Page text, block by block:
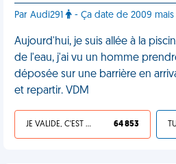
Par Audi291 - Ça date de 2009
Aujourd'hui, je suis allée à la
de l'eau, j'ai vu un homme
déposée sur une barrière en
et repartir. VDM
JE VALIDE, C'EST UNE VDM 64 853